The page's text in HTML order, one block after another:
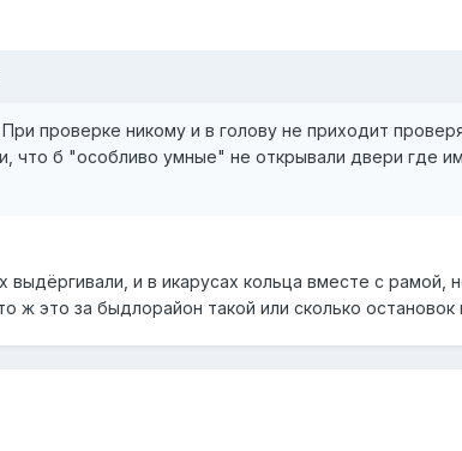
проверке никому и в голову не приходит
что б "особливо умные" не открывали двери где
и в икарусах кольца вместе с рамой,
ж это за быдлорайон такой или сколько